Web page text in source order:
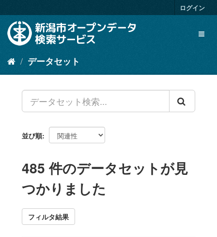
キ
容
ログイン
データセット
並び順
485 件のデータセットが見
つかりました
フィルタ結果